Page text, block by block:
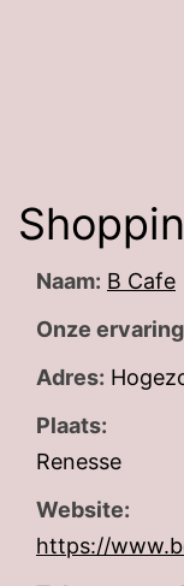
in
Haamstede
Naam: B Cafe
Onze
Adres:
Plaats:
Renesse
Website:
https://